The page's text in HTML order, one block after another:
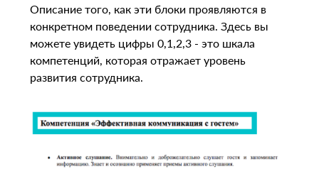
Описание того, как эти блоки проявляются в
конкретном поведении сотрудника. Здесь вы
можете увидеть цифры 0,1,2,3 - это шкала
компетенций, которая отражает уровень
развития сотрудника.